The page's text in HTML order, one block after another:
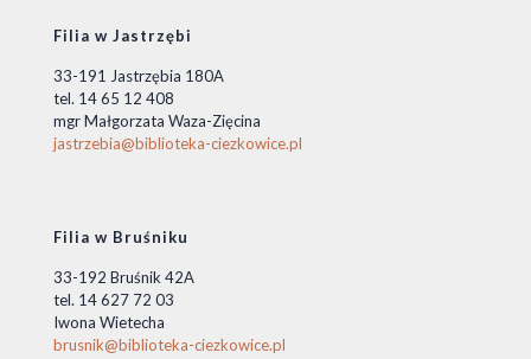
Filia w Jastrzębi
33-191 Jastrzębia 180A
tel. 14 65 12 408
mgr Małgorzata Waza-Zięcina
jastrzebia@biblioteka-ciezkowice.pl
Filia w Bruśniku
33-192 Bruśnik 42A
tel. 14 627 72 03
Iwona Wietecha
brusnik@biblioteka-ciezkowice.pl